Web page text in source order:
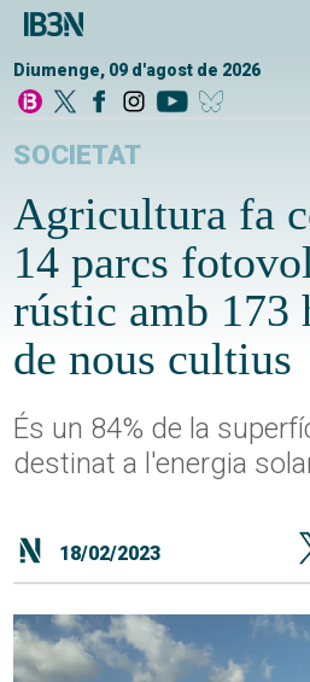
Diumenge, 09 d'agost de 2026
SOCIETAT
Agricultura fa
14 parcs
rústic amb 173
de nous cultius
És un 84% de la
destinat a l'energia
18/02/2023